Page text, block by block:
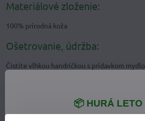
Materiálové zloženie:
100% prírodná koža
Ošetrovanie, údržba:
Čistite vlhkou handričkou s prídavkom
Doplnkový tovar📦 HURÁ LETO